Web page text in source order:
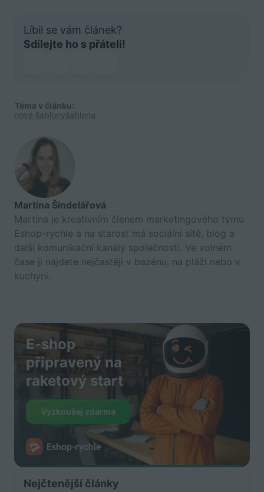
Líbil se vám článek?
Sdílejte ho s přáteli!
Téma v článku:
nové šablonyšablona
Martina Šindelářová
Martina je kreativním členem marketingového týmu
Eshop-rychle a na starost má sociální sítě, blog a
další komunikační kanály společnosti. Ve volném
čase ji najdete nejčastěji v bazénu, na pláži nebo v
kuchyni.
E-shop
připravený na
raketový start
Vyzkoušej zdarma
Nejčtenější články